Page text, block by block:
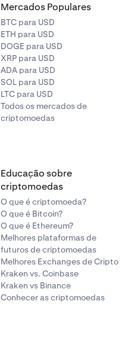
Mercados Populares
BTC para USD
ETH para USD
DOGE para USD
XRP para USD
ADA para USD
SOL para USD
LTC para USD
Todos os mercados de
criptomoedas
Educação sobre
criptomoedas
O que é criptomoeda?
O que é Bitcoin?
O que é Ethereum?
Melhores plataformas de
futuros de criptomoedas
Melhores Exchanges de Cripto
Kraken vs. Coinbase
Kraken vs Binance
Conhecer as criptomoedas